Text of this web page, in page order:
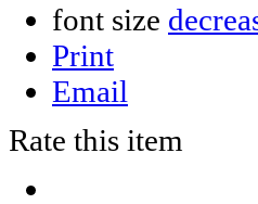
font size
Print
Email
Rate this item